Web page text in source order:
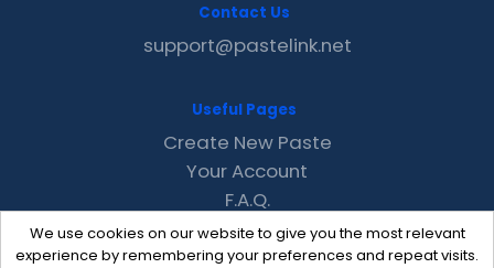
We use cookies on our website to give you the most relevant
experience by remembering your preferences and repeat visits.
Contact Us
support@pastelink.net
Useful Pages
Create New Paste
Your Account
F.A.Q.
Recent
Contact